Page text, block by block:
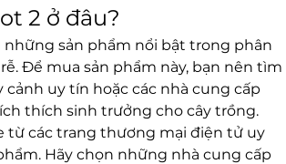
2 ở đâu?
sản phẩm nổi bật trong phân
Để mua sản phẩm này, bạn nên tìm
uy tín hoặc các nhà cung cấp
thích sinh trưởng cho cây trồng.
từ các trang thương mại điện tử uy
Hãy chọn những nhà cung cấp